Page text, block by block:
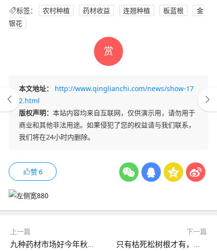
标签： 农村种植 药材收益 连翘种植 板蓝根
金
银花
赏
本文地址：
http://www.qinglianchi.com/news/show-17
2.html
版权声明： 本站内容均来自互联网，仅供演示用，请勿用于
商业和其他非法用途。如果侵犯了您的权益请与我们联系，
我们将在24小时内删除。
赞6
上一篇
九种药材市场好今年秋冬可种植
下一篇
只有枯死松树根才有，现在价格疯涨还要靠种植，现在100元1斤？